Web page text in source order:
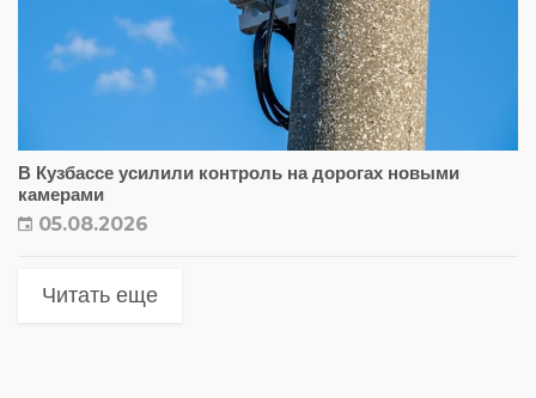
В Кузбассе усилили контроль на дорогах новыми
камерами
05.08.2026
Читать еще